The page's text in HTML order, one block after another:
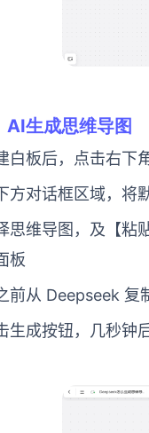
AI生成思维导图
白板后，点击右下
方对话框区域，将
思维导图，及【粘
板
前从 Deepseek 复
生成按钮，几秒钟